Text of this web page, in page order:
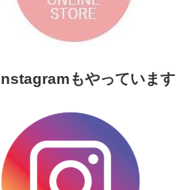
もやっています